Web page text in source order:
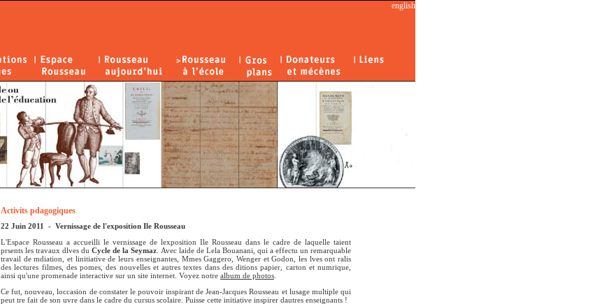
english
Activits pdagogiques
22 Juin 2011 - Vernissage de l'exposition Ile Rousseau
L'Espace Rousseau a accueilli le vernissage de lexposition Ile Rousseau dans le cadre de laquelle taient
prsents les travaux dlves duCycle de la Seymaz . Avec laide de Lela Bouanani, qui a effectu un remarquable
travail de mdiation, et linitiative de leurs enseignantes, Mmes Gaggero, Wenger et Godon, les lves ont ralis
des lectures filmes, des pomes, des nouvelles et autres textes dans des ditions papier, carton et numrique,
ainsi qu'une promenade interactive sur un site internet. Voyez notre album de photos
Ce fut, nouveau, loccasion de constater le pouvoir inspirant de Jean-Jacques Rousseau et lusage multiple qui
peut tre fait de son uvre dans le cadre du cursus scolaire. Puisse cette initiative inspirer dautres enseignants !